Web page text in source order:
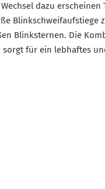
dazu erscheinen
Blinkschweifaufstiege
Blinksternen. Die
für ein lebhaftes